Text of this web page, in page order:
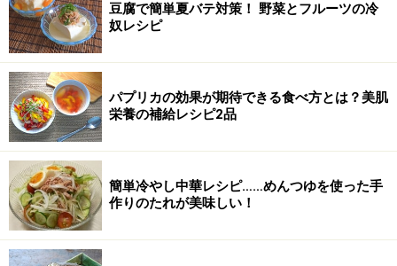
豆腐で簡単夏バテ対策！ 野菜とフルーツの冷
奴レシピ
パプリカの効果が期待できる食べ方とは？美肌
栄養の補給レシピ2品
簡単冷やし中華レシピ……めんつゆを使った手
作りのたれが美味しい！